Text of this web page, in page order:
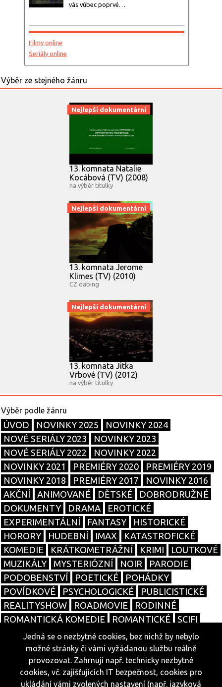
vás vůbec poprvé…
Filmy online
Seriály online
Nejlepší dokumentární
13. komnata Natalie
Kocábová (TV) (2008)
na výběr titulky
Nejlepší dokumentární
13. komnata Jerome
Klimes (TV) (2010)
CZ dabing
Nejlepší dokumentární
13. komnata Jitka
Vrbové (TV) (2012)
na výběr titulky
ÚVOD NOVINKY 2025
NOVINKY 2024
NOVÉ SERIÁLY 2023
NOVINKY 2023
NOVÉ SERIÁLY 2022
NOVINKY 2022
NOVINKY 2021
PREMIÉRY 2020
PREMIÉRY 2019
NOVINKY 2018
PREMIÉRY 2017
NOVINKY 2016
AKČNÍ
ANIMOVANÉ DĚTSKÉ
DOBRODRUŽNÉ
DOKUMENTY
DRAMA
EROTICKÉ
EXPERIMENTÁLNÍ
FANTASY
HISTORICKÉ
HORORY
HUDEBNÍ IMAX
KATASTROFICKÉ
KOMEDIE
KRÁTKOMETRÁŽNÍ KRIMI
LOUTKOVÉ
MUZIKÁLY
MYSTERIÓZNÍ NOIR
PARODIE
PODOBENSTVÍ
POETICKÉ
POHÁDKY
POVÍDKOVÉ
PSYCHOLOGICKÉ
PUBLICISTICKÉ
REALITYSHOW
ROADMOVIE
RODINNÉ
ROMANTICKÁ KOMEDIE
ROMANTICKÉ
SCIFI
SOUTĚŽNÍ
SPORTOVNÍ TALKSHOW
TANEČNÍ
TELENOVELY
THRILLERY
TRAGIKOMEDIE
VÁLEČNÉ
WESTERNY ŽIVOTOPISNÉ SERIÁLY
Jedná se o nezbytné cookies, bez nichž by nebylo
možné stránky či vámi vyžádanou službu reálně
provozovat. Zahrnují např. technicky nezbytné
cookies, vč. zajišťujících IT bezpečnost, cookies pro
ukládání vámi zvolených nastavení (např. jazyková